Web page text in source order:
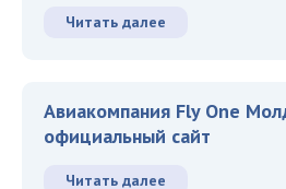
Читать далее
Авиакомпания Fly One
официальный сайт
Читать далее